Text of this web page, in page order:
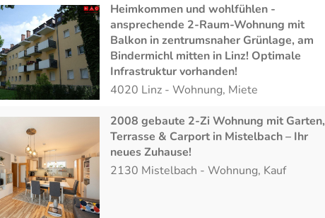
Heimkommen und wohlfühlen -
ansprechende 2-Raum-Wohnung mit
Balkon in zentrumsnaher Grünlage, am
Bindermichl mitten in Linz! Optimale
Infrastruktur vorhanden!
4020 Linz - Wohnung, Miete
2008 gebaute 2-Zi Wohnung mit Garten,
Terrasse & Carport in Mistelbach – Ihr
neues Zuhause!
2130 Mistelbach - Wohnung, Kauf